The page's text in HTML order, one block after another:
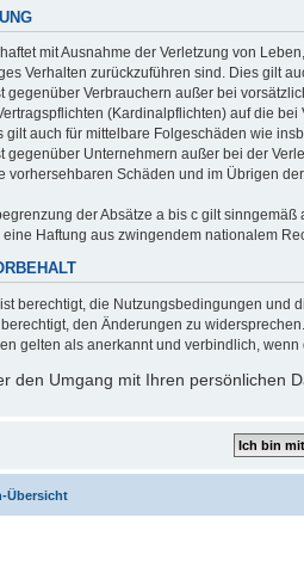
mit Ausnahme der Verletzung von
Verhalten zurückzuführen sind. Dies gilt
gegenüber Verbrauchern außer bei
(Kardinalpflichten) auf die
gilt auch für mittelbare Folgeschäden wie
gegenüber Unternehmern außer bei der
vorhersehbaren Schäden und im Übrigen
der Absätze a bis c gilt
eine Haftung aus zwingendem nationalem
berechtigt, die Nutzungsbedingungen und
den Änderungen zu
gelten als anerkannt und verbindlich,
den Umgang mit Ihren persönlichen
Übersicht